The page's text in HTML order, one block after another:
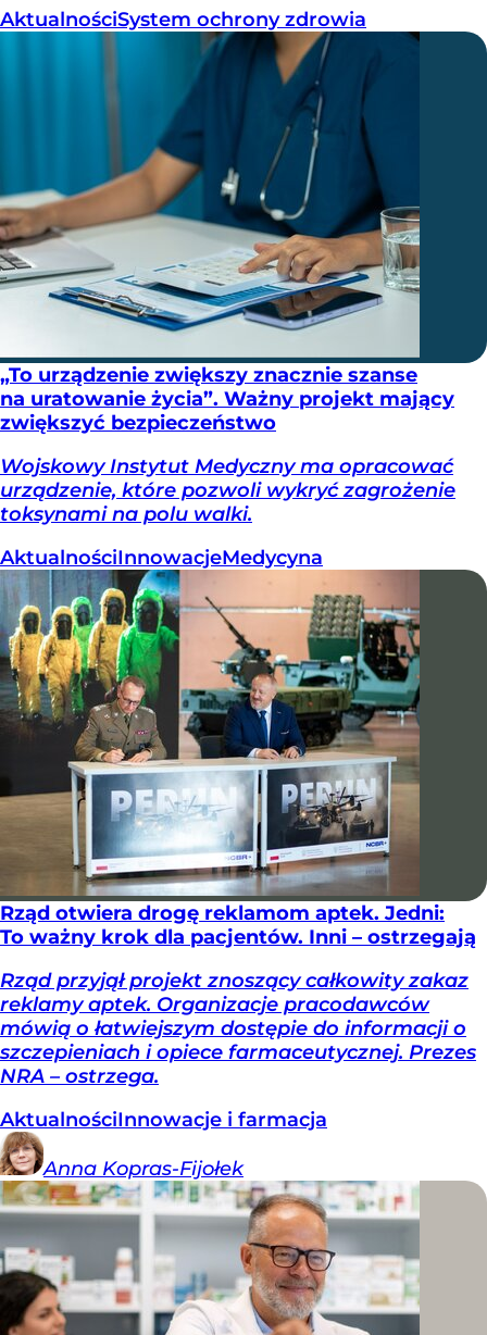
AktualnościSystem ochrony zdrowia
„To urządzenie zwiększy znacznie szanse
na uratowanie życia”. Ważny projekt mający
zwiększyć bezpieczeństwo
Wojskowy Instytut Medyczny ma opracować
urządzenie, które pozwoli wykryć zagrożenie
toksynami na polu walki.
AktualnościInnowacjeMedycyna
Rząd otwiera drogę reklamom aptek. Jedni:
To ważny krok dla pacjentów. Inni – ostrzegają
Rząd przyjął projekt znoszący całkowity zakaz
reklamy aptek. Organizacje pracodawców
mówią o łatwiejszym dostępie do informacji o
szczepieniach i opiece farmaceutycznej. Prezes
NRA – ostrzega.
AktualnościInnowacje i farmacja
Anna Kopras-Fijołek